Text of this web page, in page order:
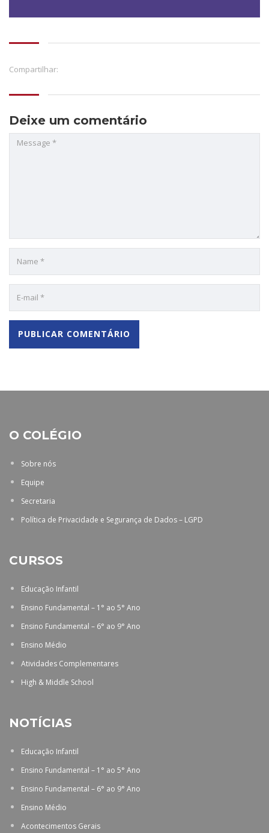
Compartilhar:
Deixe um comentário
O COLÉGIO
Sobre nós
Equipe
Secretaria
Política de Privacidade e Segurança de Dados – LGPD
CURSOS
Educação Infantil
Ensino Fundamental – 1° ao 5° Ano
Ensino Fundamental – 6° ao 9° Ano
Ensino Médio
Atividades Complementares
High & Middle School
NOTÍCIAS
Educação Infantil
Ensino Fundamental – 1° ao 5° Ano
Ensino Fundamental – 6° ao 9° Ano
Ensino Médio
Acontecimentos Gerais